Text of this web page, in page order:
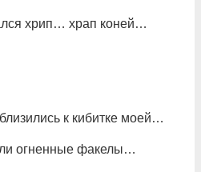
хрип… храп коней…
к кибитке моей…
огненные факелы…